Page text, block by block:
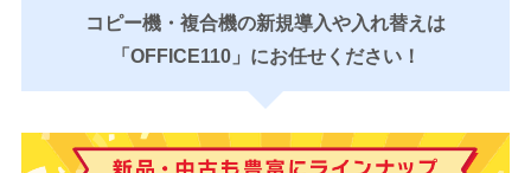
コピー機・複合機の新規導入や入れ替えは
「OFFICE110」にお任せください！